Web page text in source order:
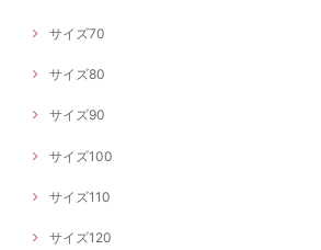
サイズ70
サイズ80
サイズ90
サイズ100
サイズ110
サイズ120